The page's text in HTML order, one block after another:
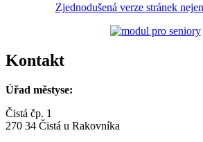
Zjednodušená verze stránek
Kontakt
Úřad městyse:
Čistá čp. 1
270 34 Čistá u Rakovníka